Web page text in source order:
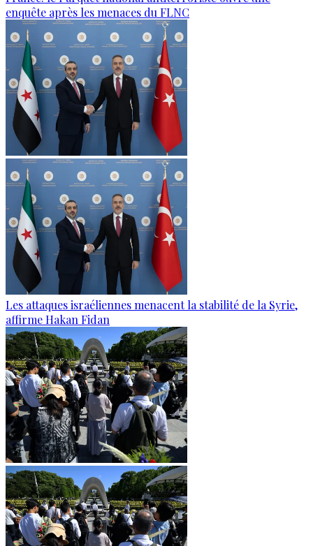
enquête après les menaces du FLNC
Les attaques israéliennes menacent la stabilité de la Syrie,
affirme Hakan Fidan